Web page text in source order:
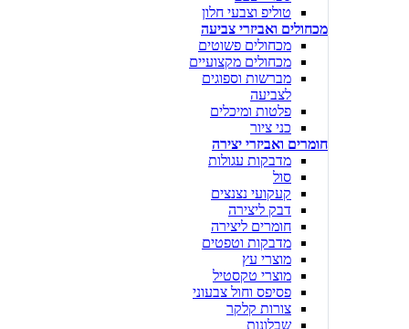
טוליפ וצבעי חלון
מכחולים ואביזרי צביעה
מכחולים פשוטים
מכחולים מקצועיים
מברשות וספוגים
לצביעה
פלטות ומיכלים
כני ציור
חומרים ואביזרי יצירה
מדבקות עגולות
סול
קעקועי נצנצים
דבק ליצירה
חומרים ליצירה
מדבקות וטפטים
מוצרי עץ
מוצרי טקסטיל
פסיפס וחול צבעוני
צורות קלקר
שבלונות